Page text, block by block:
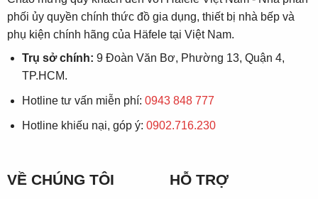
phối ủy quyền chính thức đồ gia dụng, thiết bị nhà bếp và
phụ kiện chính hãng của Häfele tại Việt Nam.
Trụ sở chính: 9 Đoàn Văn Bơ, Phường 13, Quận 4,
TP.HCM.
Hotline tư vấn miễn phí: 0943 848 777
Hotline khiếu nại, góp ý: 0902.716.230
VỀ CHÚNG TÔI HỖ TRỢ